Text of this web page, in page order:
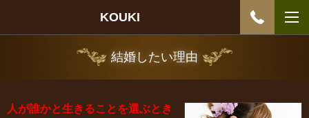
KOUKI
結婚したい理由
人が誰かと生きることを選ぶとき